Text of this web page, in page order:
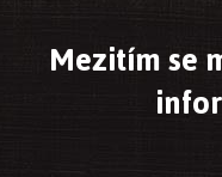
Mezitím se